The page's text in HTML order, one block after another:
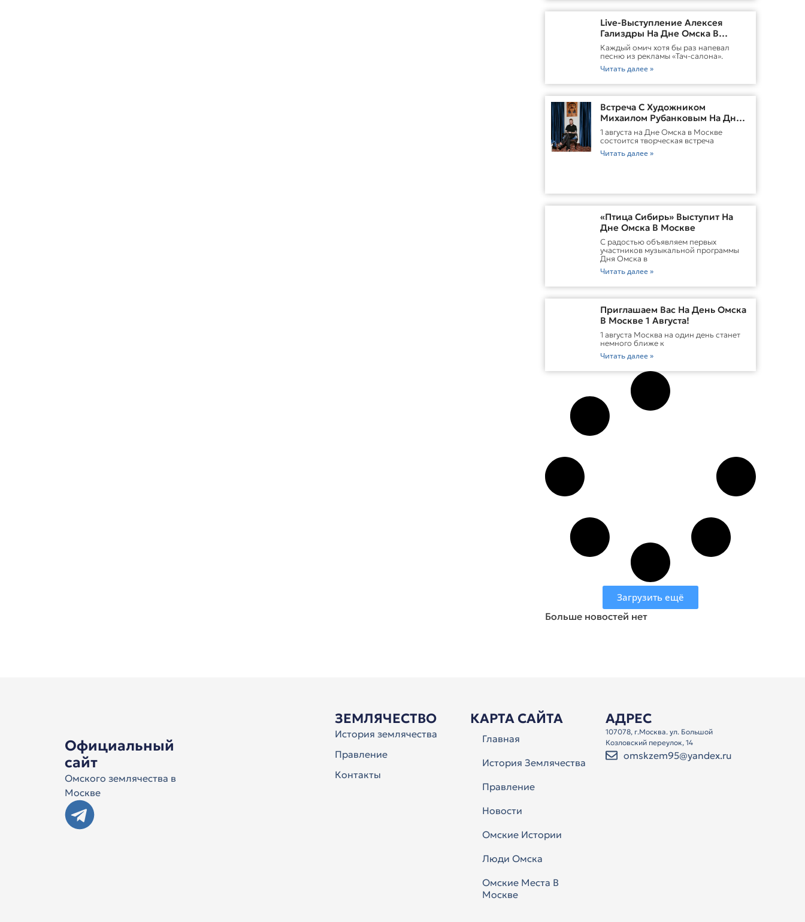
Live-Выступление Алексея
Гализдры На Дне Омска В
Москве
Каждый омич хотя бы раз напевал
песню из рекламы «Тач-салона».
Читать далее »
Встреча С Художником
Михаилом Рубанковым На Дне
Омска В Москве
1 августа на Дне Омска в Москве
состоится творческая встреча
Читать далее »
«Птица Сибирь» Выступит На
Дне Омска В Москве
С радостью объявляем первых
участников музыкальной программы
Дня Омска в
Читать далее »
Приглашаем Вас На День Омска
В Москве 1 Августа!
1 августа Москва на один день станет
немного ближе к
Читать далее »
Загрузить ещё
Больше новостей нет
Официальный
сайт
Омского землячества в
Москве
ЗЕМЛЯЧЕСТВО
История землячества
Правление
Контакты
КАРТА САЙТА
Главная
История Землячества
Правление
Новости
Омские Истории
Люди Омска
Омские Места В
Москве
АДРЕС
107078, г.Москва. ул. Большой
Козловский переулок, 14
omskzem95@yandex.ru